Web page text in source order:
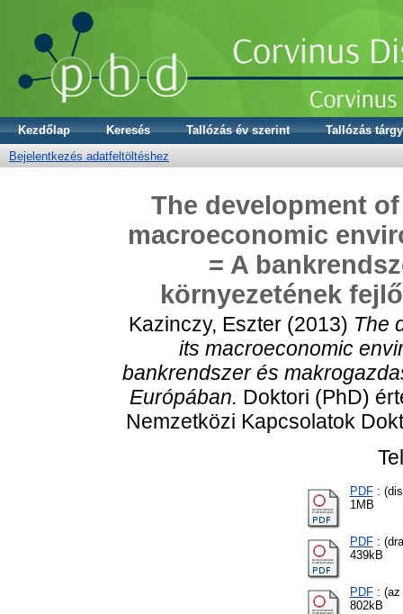
Kezdőlap Keresés Tallózás év szerint
Tallózás
Bejelentkezés adatfeltöltéshez
The development
macroeconomic
= A
környezetének
Kazinczy, Eszter(2013) The
its macroeconomic
bankrendszer és
Európában. Doktori (PhD)
Nemzetközi Kapcsolatok
PDF:
1MB
PDF:
439kB
PDF: (az
802kB